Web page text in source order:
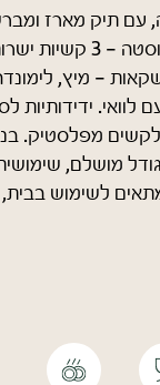
עם תיק מארז
- מיץ,
ידידותיות
מפלסטיק.
מושלם,
לשימוש